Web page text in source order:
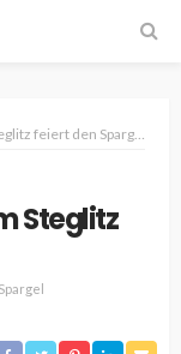
feiert den Spargel
Steglitz
Spargel